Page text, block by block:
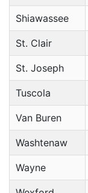
Shiawassee
St. Clair
St. Joseph
Tuscola
Van Buren
Washtenaw
Wayne